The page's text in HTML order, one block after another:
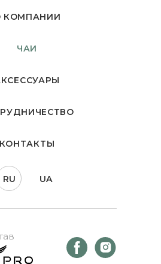
КОМПАНИИ
ЧАИ
КОНТАКТЫ
RU UA